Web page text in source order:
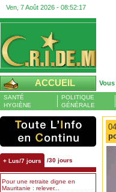
Ven, 7 Août 2026 - 08:52:18
ACCUEIL
SANTÉ
HYGIÈNE
POLITIQUE
GÉNÉRALE
+ Lus/7 jours /30 jours
Pour une retraite digne en
Mauritanie : relever...